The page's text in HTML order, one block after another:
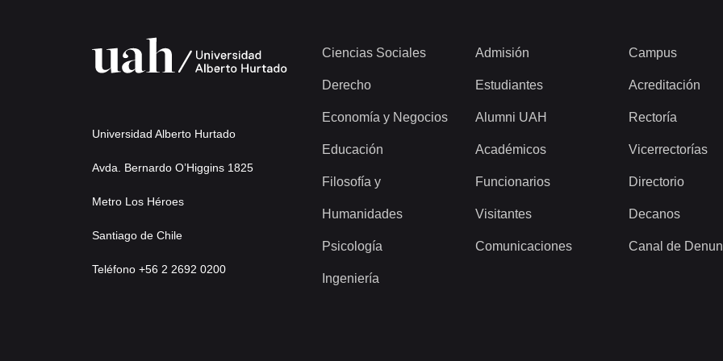
Universidad Alberto Hurtado
Avda. Bernardo O’Higgins 1825
Metro Los Héroes
Santiago de Chile
Teléfono +56 2 2692 0200
Ciencias Sociales
Derecho
Economía y Negocios
Educación
Filosofía y
Humanidades
Psicología
Ingeniería
Admisión
Estudiantes
Alumni UAH
Académicos
Funcionarios
Visitantes
Comunicaciones
Campus
Acreditación
Rectoría
Vicerrectorías
Directorio
Decanos
Canal de